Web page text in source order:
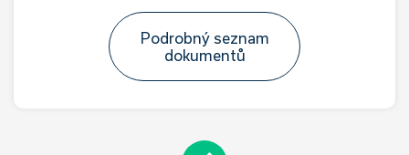
Podrobný seznam
dokumentů